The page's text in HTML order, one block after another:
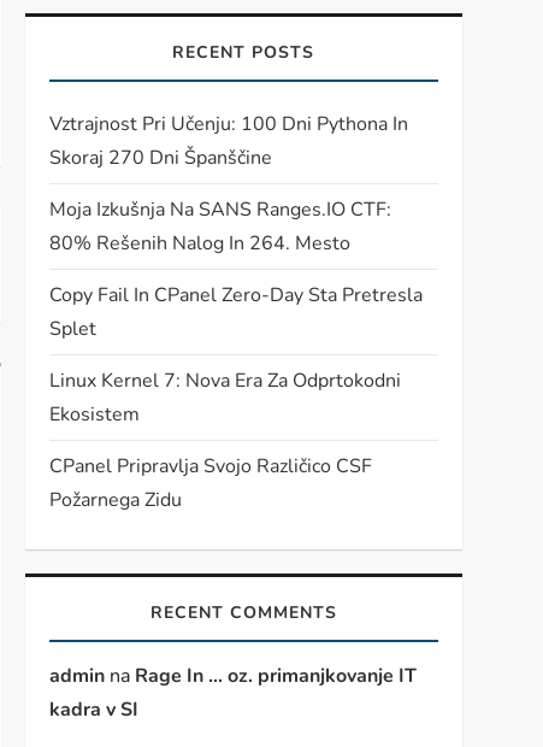
RECENT POSTS
Vztrajnost Pri Učenju: 100 Dni Pythona In
Skoraj 270 Dni Španščine
Moja Izkušnja Na SANS Ranges.IO CTF:
80% Rešenih Nalog In 264. Mesto
Copy Fail In CPanel Zero-Day Sta Pretresla
Splet
Linux Kernel 7: Nova Era Za Odprtokodni
Ekosistem
CPanel Pripravlja Svojo Različico CSF
Požarnega Zidu
RECENT COMMENTS
adminna Rage In … oz. primanjkovanje IT
kadra v SI